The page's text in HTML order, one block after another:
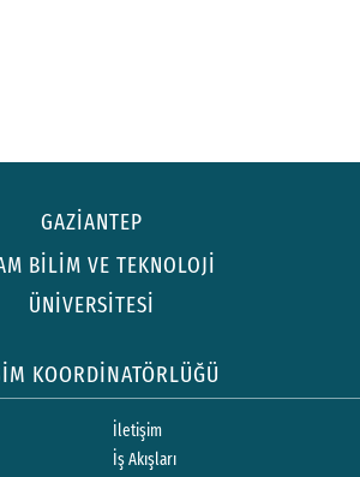
GAZİANTEP
BİLİM VE TEKNOLOJİ
ÜNİVERSİTESİ
KOORDİNATÖRLÜĞÜ
İletişim
İş Akışları